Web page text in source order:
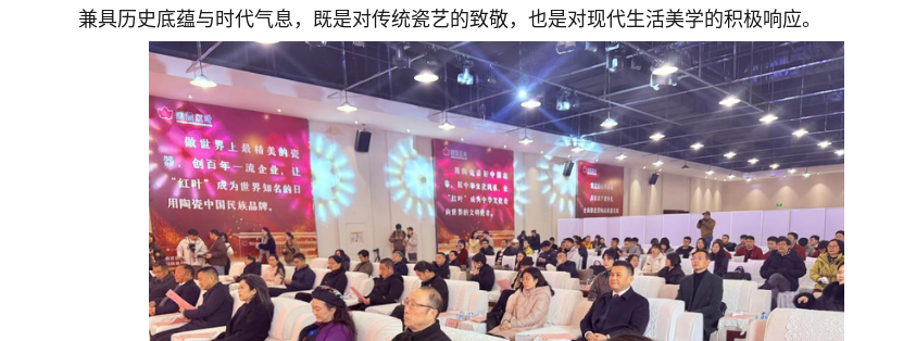
兼具历史底蕴与时代气息，既是对传统瓷艺的致敬，也是对现代生活美学的积极响应。